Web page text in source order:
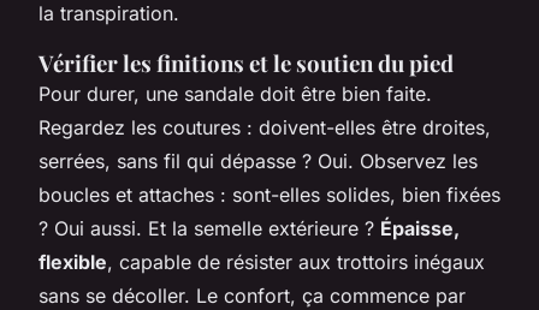
la transpiration.
Vérifier les finitions et le soutien du pied
Pour durer, une sandale doit être bien faite.
Regardez les coutures : doivent-elles être droites,
serrées, sans fil qui dépasse ? Oui. Observez les
boucles et attaches : sont-elles solides, bien fixées
? Oui aussi. Et la semelle extérieure ? Épaisse,
flexible, capable de résister aux trottoirs inégaux
sans se décoller. Le confort, ça commence par